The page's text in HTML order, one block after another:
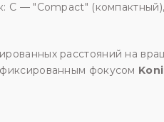
C — "Compact"
расстояний на
фокусом